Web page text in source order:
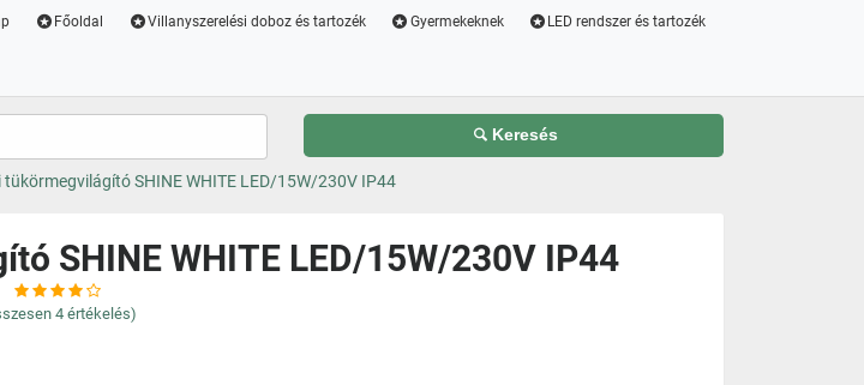
Főoldal Villanyszerelési doboz és tartozék Gyermekeknek LED rendszer és tartozék
Keresés
tükörmegvilágító SHINE WHITE LED/15W/230V IP44
SHINE WHITE LED/15W/230V IP44
4 értékelés)